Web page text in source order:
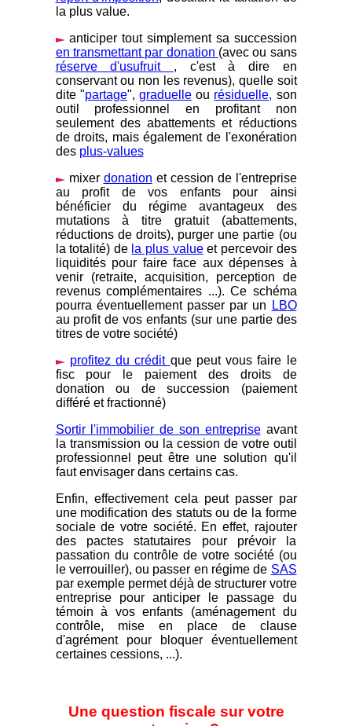
la plus value.
anticiper tout simplement sa succession
en transmettant par donation (avec ou sans
réserve d'usufruit , c'est à dire en
conservant ou non les revenus), quelle soit
dite "partage", graduelleou résiduelle, son
outil professionnel en profitant non
seulement des abattements et réductions
de droits, mais également de l'exonération
des plus-values
mixer donation et cession de l'entreprise
au profit de vos enfants pour ainsi
bénéficier du régime avantageux des
mutations à titre gratuit (abattements,
réductions de droits), purger une partie (ou
la totalité) de la plus valueet percevoir des
liquidités pour faire face aux dépenses à
venir (retraite, acquisition, perception de
revenus complémentaires ...). Ce schéma
pourra éventuellement passer par un
LBO
au profit de vos enfants (sur une partie des
titres de votre société)
profitez du crédit que peut vous faire le
fisc pour le paiement des droits de
donation ou de succession (paiement
différé et fractionné)
Sortir l'immobilier de son entrepriseavant
la transmission ou la cession de votre outil
professionnel peut être une solution qu'il
faut envisager dans certains cas.
Enfin, effectivement cela peut passer par
une modification des statuts ou de la forme
sociale de votre société. En effet, rajouter
des pactes statutaires pour prévoir la
passation du contrôle de votre société (ou
le verrouiller), ou passer en régime de SAS
par exemple permet déjà de structurer votre
entreprise pour anticiper le passage du
témoin à vos enfants (aménagement du
contrôle, mise en place de clause
d'agrément pour bloquer éventuellement
certaines cessions, ...).
Une question fiscale sur votre